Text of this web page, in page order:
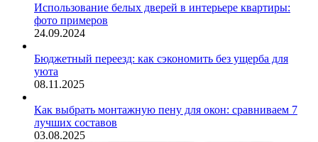
Использование белых дверей в интерьере квартиры:
фото примеров
24.09.2024
Бюджетный переезд: как сэкономить без ущерба для
уюта
08.11.2025
Как выбрать монтажную пену для окон: сравниваем 7
лучших составов
03.08.2025